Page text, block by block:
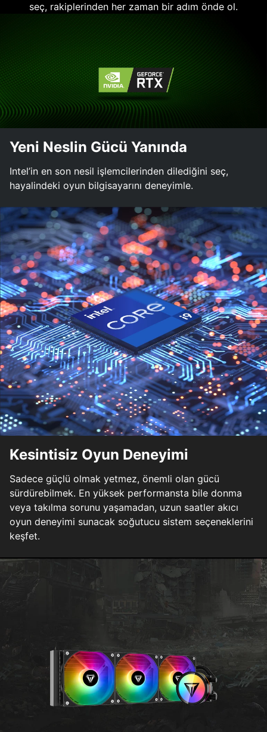
seç, rakiplerinden her zaman bir adım önde ol.
Yeni Neslin Gücü Yanında
Intel’in en son nesil işlemcilerinden dilediğini seç,
hayalindeki oyun bilgisayarını deneyimle.
Kesintisiz Oyun Deneyimi
Sadece güçlü olmak yetmez, önemli olan gücü
sürdürebilmek. En yüksek performansta bile donma
veya takılma sorunu yaşamadan, uzun saatler akıcı
oyun deneyimi sunacak soğutucu sistem seçeneklerini
keşfet.